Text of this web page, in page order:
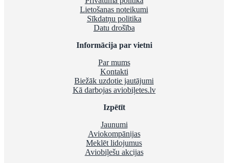
Lietošanas noteikumi
Sīkdatņu politika
Datu drošība
Informācija par vietni
Par mums
Kontakti
Biežāk uzdotie jautājumi
Kā darbojas aviobiļetes.lv
Izpētīt
Jaunumi
Aviokompānijas
Meklēt lidojumus
Aviobiļešu akcijas